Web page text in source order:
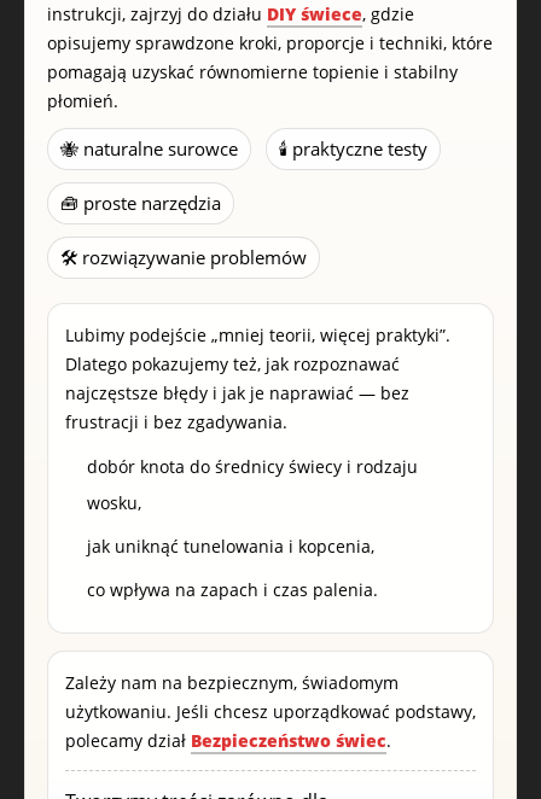
instrukcji, zajrzyj do działu DIY świece, gdzie
opisujemy sprawdzone kroki, proporcje i techniki, które
pomagają uzyskać równomierne topienie i stabilny
płomień.
🐝 naturalne surowce 🕯️ praktyczne testy
🧰 proste narzędzia
🛠️ rozwiązywanie problemów
Lubimy podejście „mniej teorii, więcej praktyki”.
Dlatego pokazujemy też, jak rozpoznawać
najczęstsze błędy i jak je naprawiać — bez
frustracji i bez zgadywania.
dobór knota do średnicy świecy i rodzaju
wosku,
jak uniknąć tunelowania i kopcenia,
co wpływa na zapach i czas palenia.
Zależy nam na bezpiecznym, świadomym
użytkowaniu. Jeśli chcesz uporządkować podstawy,
polecamy dział Bezpieczeństwo świec.